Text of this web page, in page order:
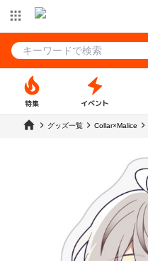
特集 イベント
グッズ一覧 Collar×Malice